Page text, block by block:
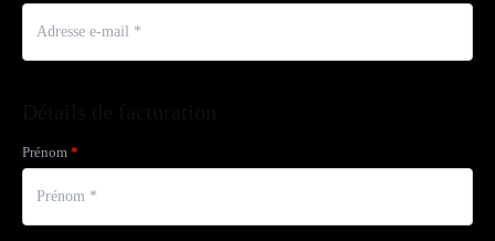
Prénom *